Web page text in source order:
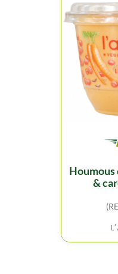
houmous de lentilles corail
&